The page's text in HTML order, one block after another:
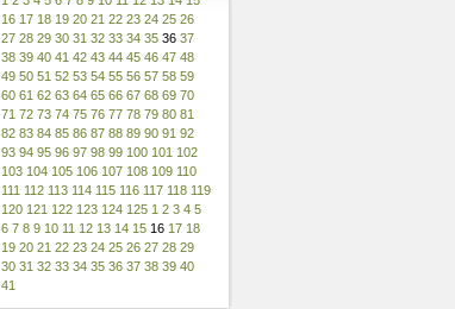
16 17 18 19 20 21 22 23 24 25 26
27 28 29 30 31 32 33 34 35 36 37
38 39 40 41 42 43 44 45 46 47 48
49 50 51 52 53 54 55 56 57 58 59
60 61 62 63 64 65 66 67 68 69 70
71 72 73 74 75 76 77 78 79 80 81
82 83 84 85 86 87 88 89 90 91 92
93 94 95 96 97 98 99 100 101 102
103 104 105 106 107 108 109 110
111 112 113 114 115 116 117 118 119
120 121 122 123 124 125 1 2 3 4 5
6 7 8 9 10 11 12 13 14 15 16 17 18
19 20 21 22 23 24 25 26 27 28 29
30 31 32 33 34 35 36 37 38 39 40
41